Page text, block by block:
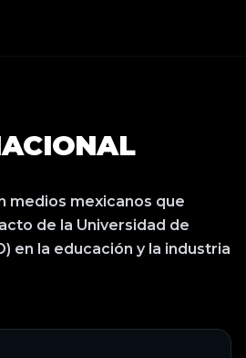
medios mexicanos que
de la Universidad de
en la educación y la industria